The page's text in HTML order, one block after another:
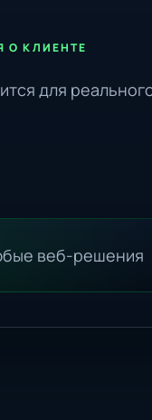
О КЛИЕНТЕ
для
веб-решения